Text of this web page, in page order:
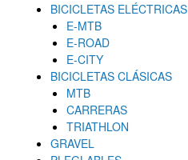
BICICLETAS ELÉCTRICAS
E-MTB
E-ROAD
E-CITY
BICICLETAS CLÁSICAS
MTB
CARRERAS
TRIATHLON
GRAVEL